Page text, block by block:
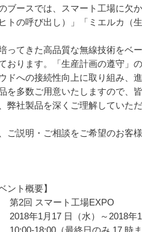
ブースでは、スマート工場に欠
トの呼び出し）」「ミエルカ（
ってきた高品質な無線技術をベ
おります。「生産計画の遵守」
ドへの接続性向上に取り組み、
を多数ご用意いたしますので、
弊社製品を深くご理解していた
ご説明・ご相談をご希望のお客
ント概要】
第2回 スマート工場EXPO
年1月17 日（水）～2018年1
18:00（最終日のみ 17 時ま